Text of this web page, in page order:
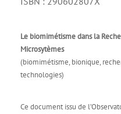
Le biomimétisme dans la
Microsytèmes
(biomimétisme, bionique,
technologies)
Ce document issu de